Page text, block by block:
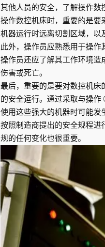
其他人员的安全，了解操作数
操作数控机床时，重要的是要
机器运行时远离切割区域，以
此外，操作员应熟悉用于操作
操作员还应了解其工作环境造
伤害或死亡。
最后，重要的是要对数控机
的安全运行。通过采取与操作
使用这些强大的机器时可能发
按照制造商提出的安全规程进
规的任何变化也很重要。